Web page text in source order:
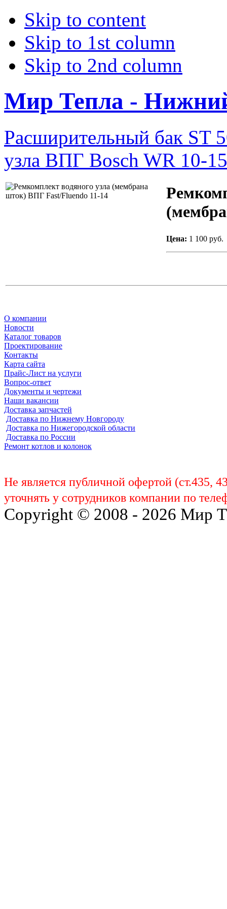
Skip to content
Skip to 1st column
Skip to 2nd column
Мир Тепла -
Расширительный бак ST
узла ВПГ Bosch WR 10-
Цена: 1 100 руб.
О компании
Новости
Каталог товаров
Проектирование
Контакты
Карта сайта
Прайс-Лист на услуги
Вопрос-ответ
Документы и чертежи
Наши вакансии
Доставка запчастей
Доставка по Нижнему Новгороду
Доставка по Нижегородской области
Доставка по России
Ремонт котлов и колонок
Не является публичной офертой (ст.435,
уточнять у сотрудников компании по
Copyright © 2008 - 2026 Мир